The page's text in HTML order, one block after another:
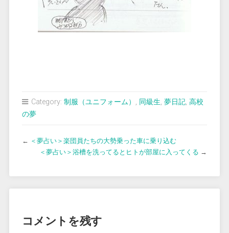
Category: 制服（ユニフォーム） , 同級生, 夢日記, 高校
の夢
← ＜夢占い＞楽団員たちの大勢乗った車に乗り込む
＜夢占い＞浴槽を洗ってるとヒトが部屋に入ってくる →
コメントを残す